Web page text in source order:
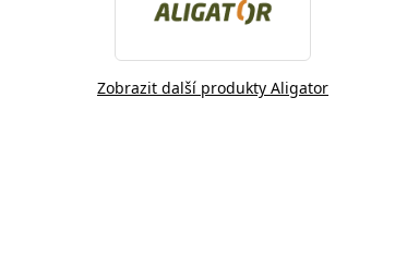
Zobrazit další produkty Aligator